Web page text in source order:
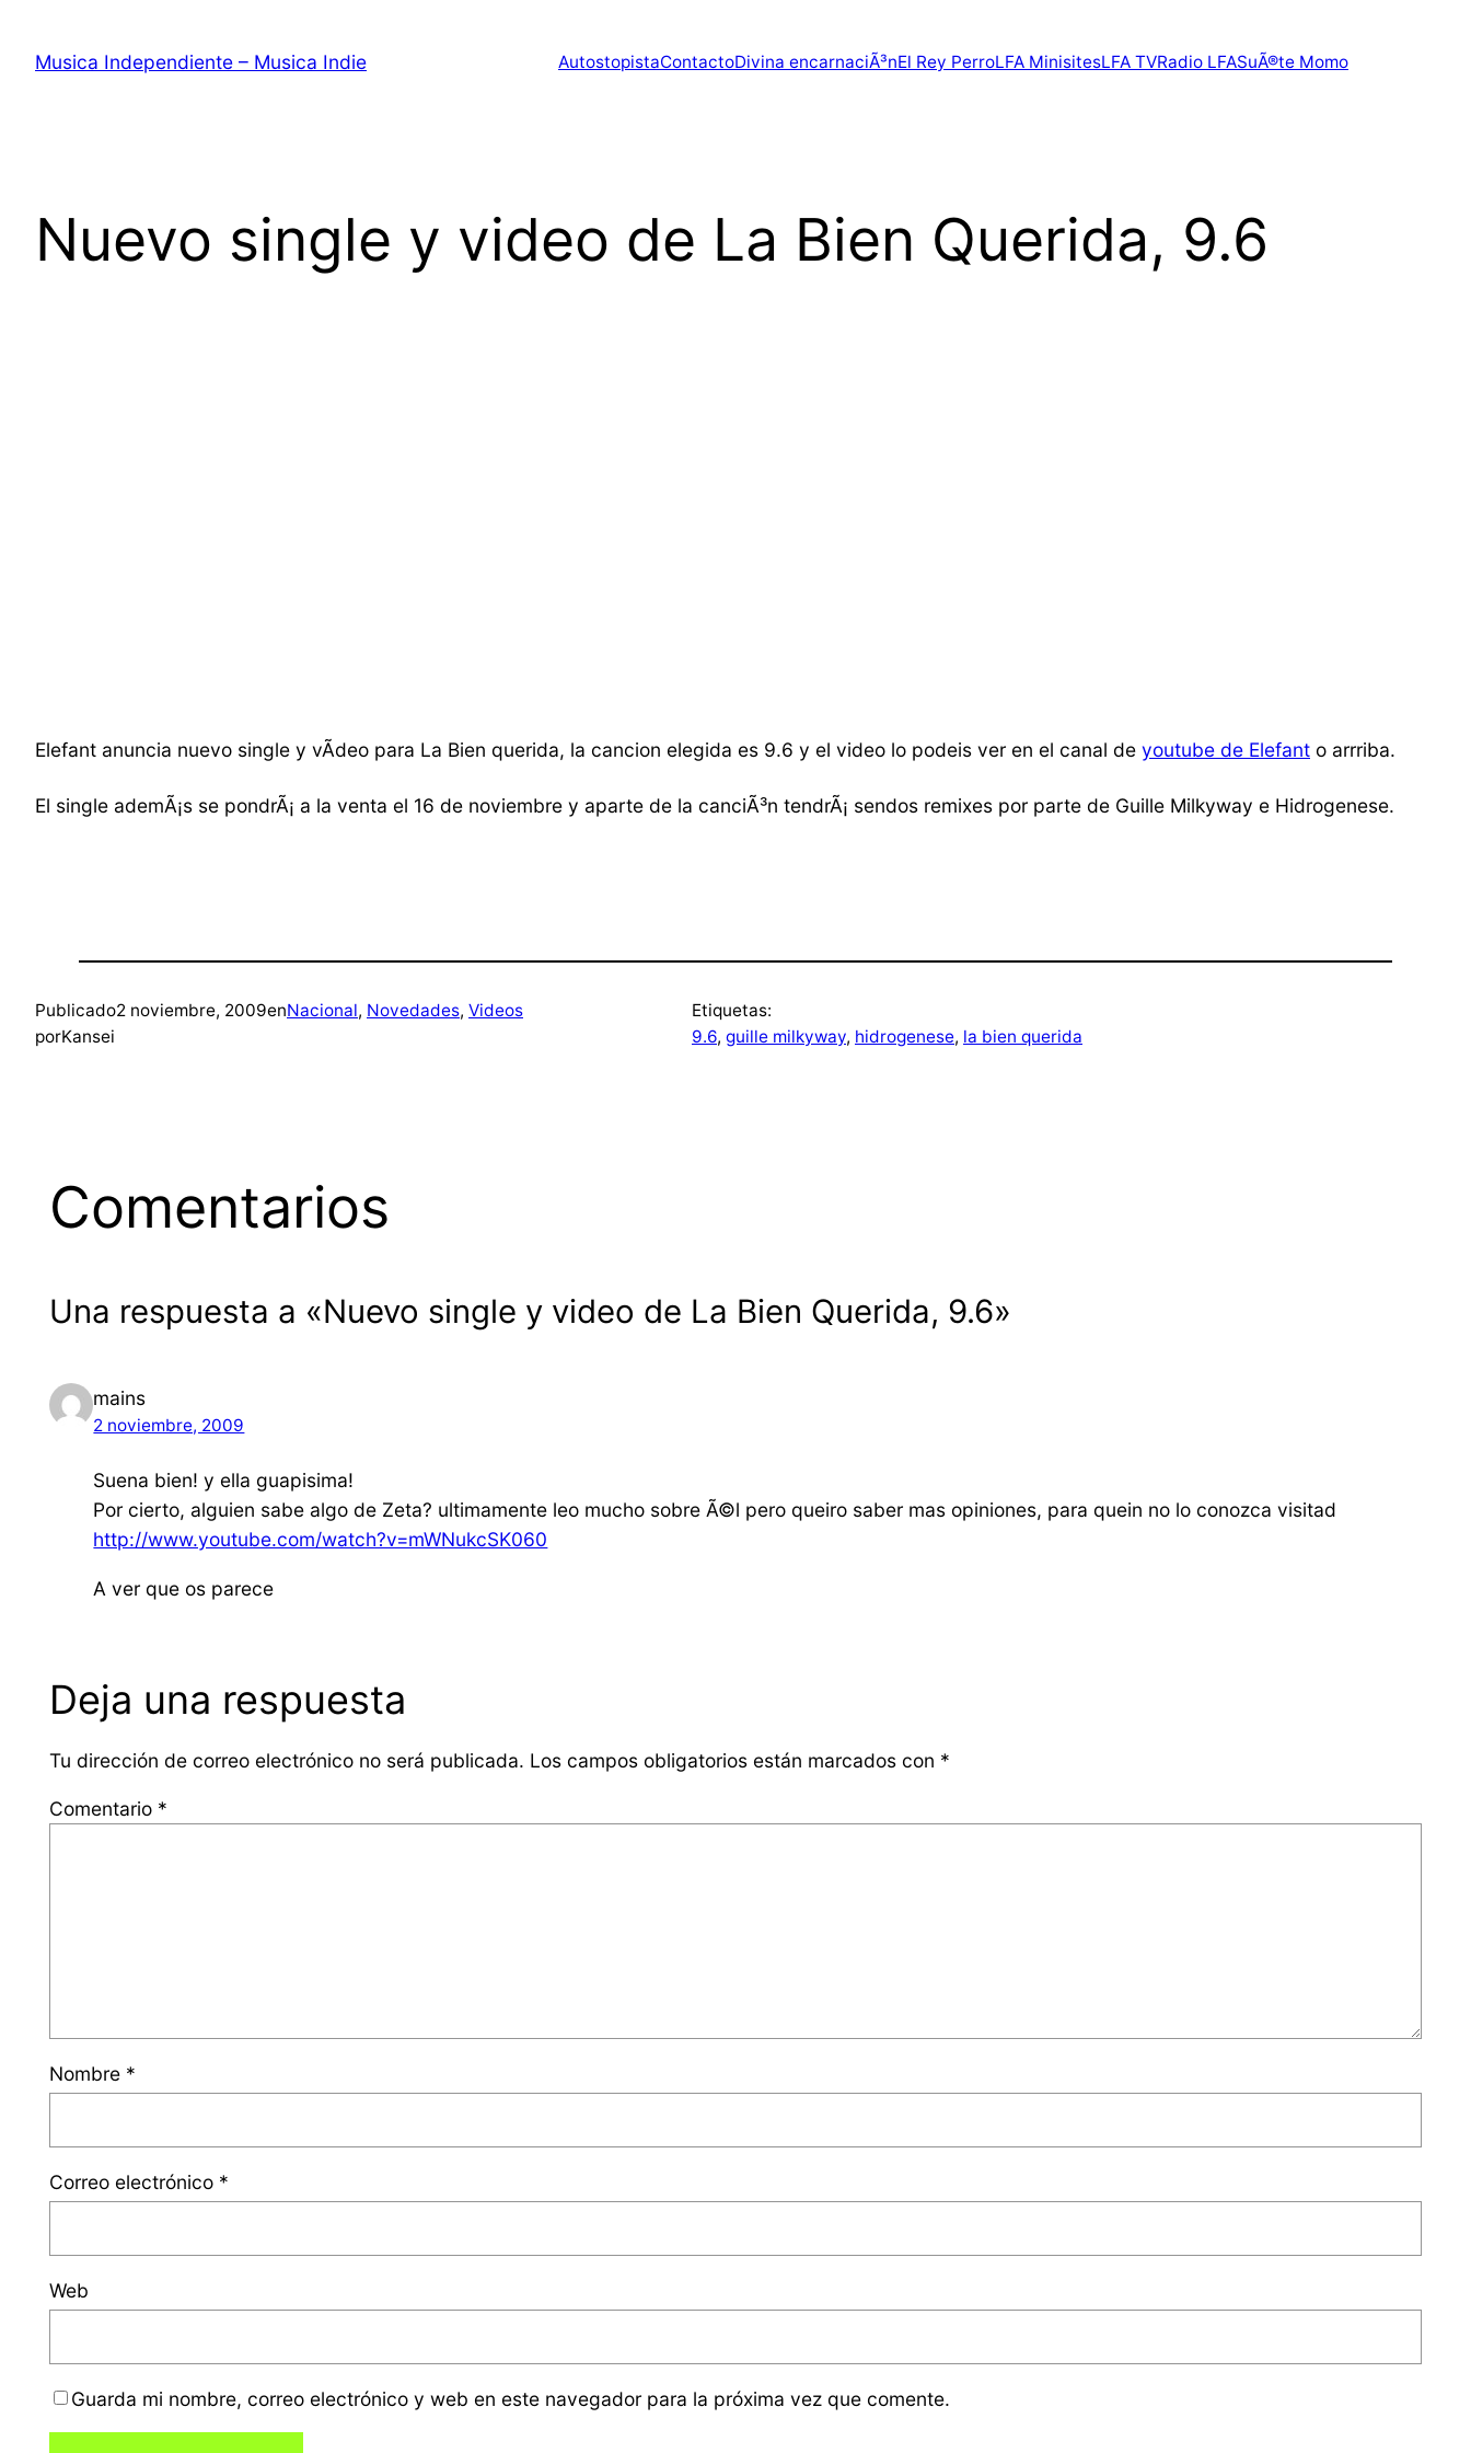
contenido
Musica Independiente – Musica Indie AutostopistaContactoDivina encarnaciÃ³nEl Rey PerroLFA MinisitesLFA TVRadio LFASuÃ®te Momo
Nuevo single y video de La Bien Querida, 9.6
Elefant anuncia nuevo single y vÃ­deo para La Bien querida, la cancion elegida es 9.6 y el video lo podeis ver en el canal de youtube de Elefant o arrriba.
El single ademÃ¡s se pondrÃ¡ a la venta el 16 de noviembre y aparte de la canciÃ³n tendrÃ¡ sendos remixes por parte de Guille Milkyway e Hidrogenese.
Publicado2 noviembre, 2009enNacional, Novedades, Videos
porKansei
Etiquetas:
9.6, guille milkyway, hidrogenese, la bien querida
Comentarios
Una respuesta a «Nuevo single y video de La Bien Querida, 9.6»
mains
2 noviembre, 2009
Suena bien! y ella guapisima!
Por cierto, alguien sabe algo de Zeta? ultimamente leo mucho sobre Ã©l pero queiro saber mas opiniones, para quein no lo conozca visitad
http://www.youtube.com/watch?v=mWNukcSK060
A ver que os parece
Deja una respuesta
Tu dirección de correo electrónico no será publicada. Los campos obligatorios están marcados con *
Comentario *
Nombre *
Correo electrónico *
Web
Guarda mi nombre, correo electrónico y web en este navegador para la próxima vez que comente.